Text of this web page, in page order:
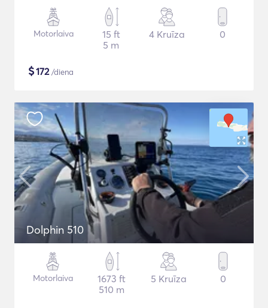
Motorlaiva
15 ft
5 m
4 Kruīza 0
$172/diena
Dolphin 510
Motorlaiva
1673 ft
510 m
5 Kruīza 0